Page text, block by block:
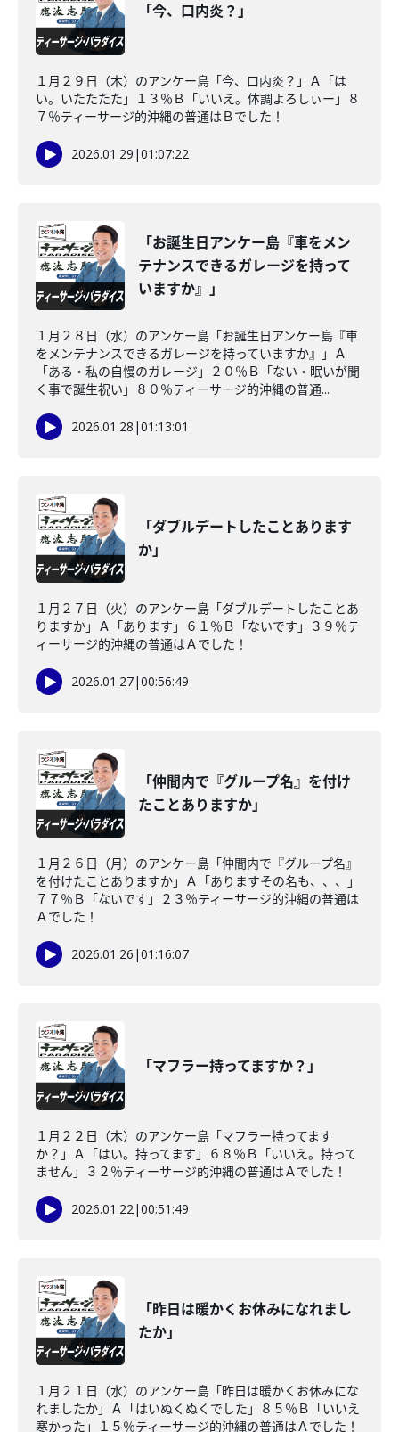
「今、口内炎？」
１月２９日（木）のアンケー島「今、口内炎？」Ａ「は
い。いたたたた」１３％Ｂ「いいえ。体調よろしぃー」８
７％ティーサージ的沖縄の普通はＢでした！
2026.01.29 |01:07:22
「お誕生日アンケー島『車をメン
テナンスできるガレージを持って
いますか』」
１月２８日（水）のアンケー島「お誕生日アンケー島『車
をメンテナンスできるガレージを持っていますか』」Ａ
「ある・私の自慢のガレージ」２０％Ｂ「ない・眠いが聞
く事で誕生祝い」８０％ティーサージ的沖縄の普通...
2026.01.28 |01:13:01
「ダブルデートしたことあります
か」
１月２７日（火）のアンケー島「ダブルデートしたことあ
りますか」Ａ「あります」６１％Ｂ「ないです」３９％テ
ィーサージ的沖縄の普通はＡでした！
2026.01.27|00:56:49
「仲間内で『グループ名』を付け
たことありますか」
１月２６日（月）のアンケー島「仲間内で『グループ名』
を付けたことありますか」Ａ「ありますその名も、、、」
７７％Ｂ「ないです」２３％ティーサージ的沖縄の普通は
Ａでした！
2026.01.26 |01:16:07
「マフラー持ってますか？」
１月２２日（木）のアンケー島「マフラー持ってます
か？」Ａ「はい。持ってます」６８％Ｂ「いいえ。持って
ません」３２％ティーサージ的沖縄の普通はＡでした！
2026.01.22|00:51:49
「昨日は暖かくお休みになれまし
たか」
１月２１日（水）のアンケー島「昨日は暖かくお休みにな
れましたか」Ａ「はいぬくぬくでした」８５％Ｂ「いいえ
寒かった」１５％ティーサージ的沖縄の普通はＡでした！